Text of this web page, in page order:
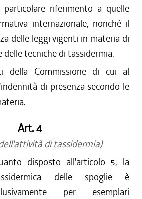
riferimento a quelle
internazionale, nonché il
delle leggi vigenti in materia di
tecniche di tassidermia.
della Commissione di cui al
di presenza secondo le
Art. 4
di tassidermia)
disposto all'articolo 5, la
delle spoglie è
per esemplari